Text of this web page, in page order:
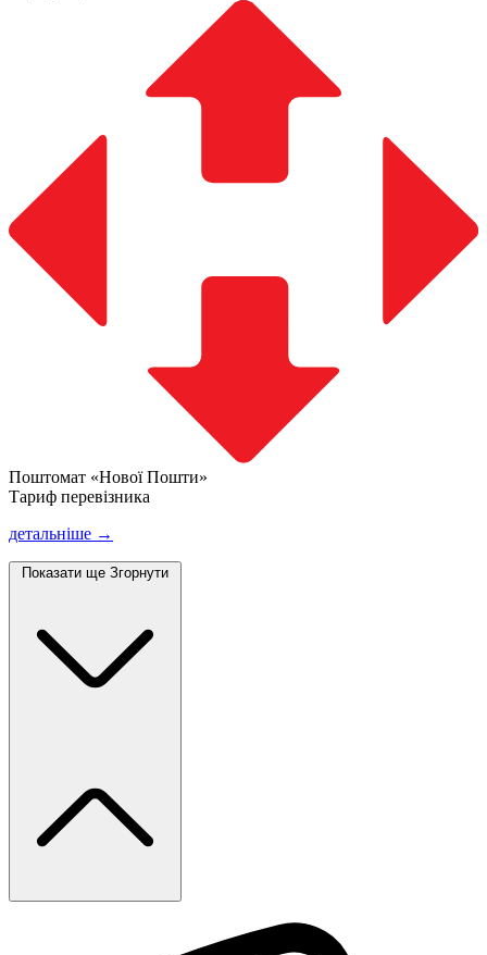
Поштомат «Нової Пошти»
Тариф перевізника
детальніше →
Показати ще Згорнути